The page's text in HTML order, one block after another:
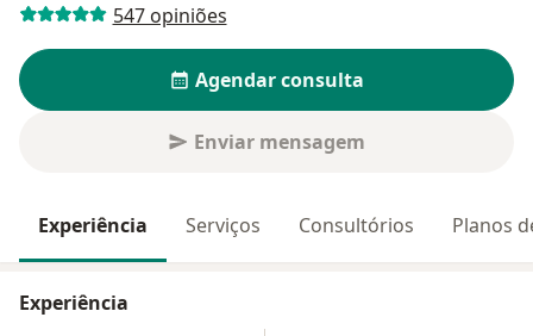
547 opiniões
Agendar consulta
Enviar mensagem
Experiência Serviços Consultórios Planos
Experiência